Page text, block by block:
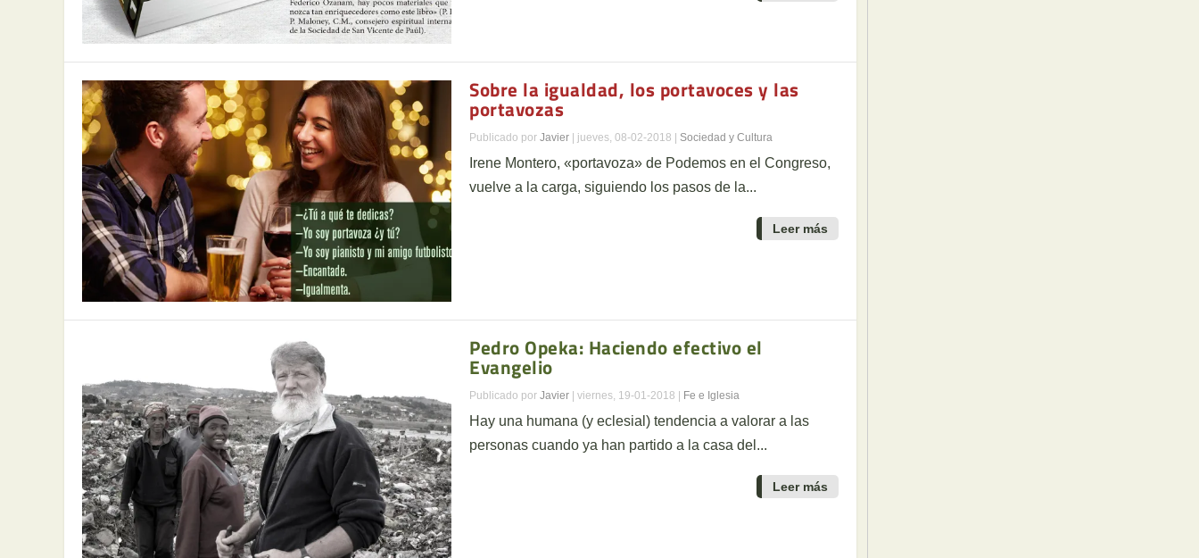
Sobre la igualdad, los portavoces y las
portavozas
Publicado por Javier jueves, 08-02-2018 Sociedad y Cultura
Irene Montero, «portavoza» de Podemos en el Congreso,
vuelve a la carga, siguiendo los pasos de la...
Leer más
Pedro Opeka: Haciendo efectivo el
Evangelio
Publicado por Javier viernes, 19-01-2018 Fe e Iglesia
Hay una humana (y eclesial) tendencia a valorar a las
personas cuando ya han partido a la casa del...
Leer más